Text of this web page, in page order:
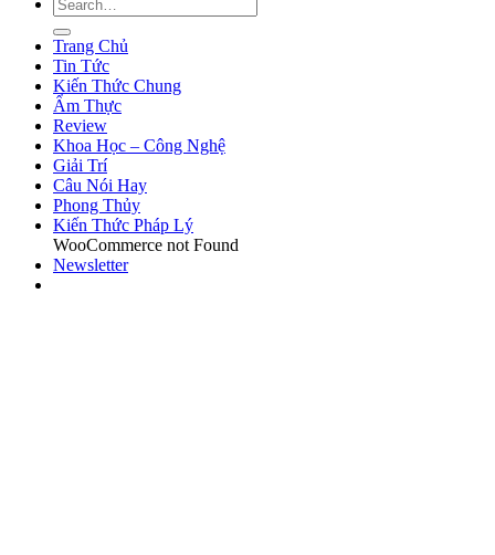
Trang Chủ
Tin Tức
Kiến Thức Chung
Ẩm Thực
Review
Khoa Học – Công Nghệ
Giải Trí
Câu Nói Hay
Phong Thủy
Kiến Thức Pháp Lý
WooCommerce not Found
Newsletter